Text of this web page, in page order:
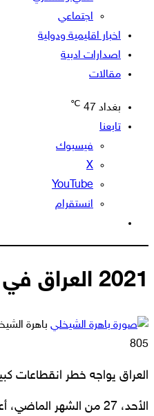
اجتماعي
اخبار اقليمية ودولية
اصدارات ادبية
مقالات
بغداد 47
℃
تابعنا
فيسبوك
‫X
‫YouTube
انستقرام
المظلم
2021 العراق في ظلام دامس
باهرة
805
العراق يواجه خطر انقطاعات
الأحد، 27 من الشهر